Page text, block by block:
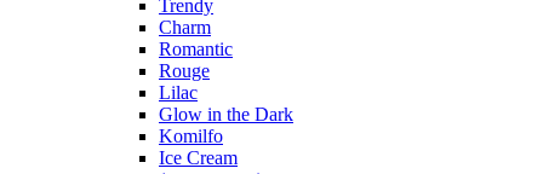
Trendy
Charm
Romantic
Rouge
Lilac
Glow in the Dark
Komilfo
Ice Cream